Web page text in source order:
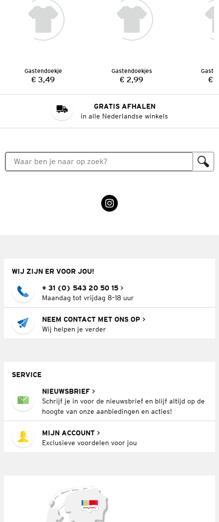
Gastendoekje
Prijs:
€ 3,49
Gastendoekjes
Prijs:
€ 2,99 €
GRATIS AFHALEN
in alle Nederlandse winkels
WIJ ZIJN ER VOOR JOU!
+ 31 (0) 543 20 50 15
Maandag tot vrijdag 8–18 uur
NEEM CONTACT MET ONS OP
Wij helpen je verder
SERVICE
NIEUWSBRIEF
Schrijf je in voor de nieuwsbrief en blijf altijd op de
hoogte van onze aanbiedingen en acties!
MIJN ACCOUNT
Exclusieve voordelen voor jou